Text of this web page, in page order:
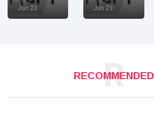
Jun 23 Jun 23
RECOMMENDED
R